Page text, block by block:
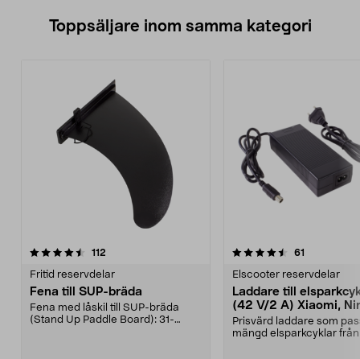
Toppsäljare inom samma kategori
112
Fritid reservdelar
Fena till SUP-bräda
Fena med låskil till SUP-bräda
(Stand Up Paddle Board): 31-
4.5 av 5 stjärnor 61
Elscooter reservdelar
Laddare till
(42 V/2 A) Xiaomi,
E-Way m.fl.
Prisvärd laddare som
mängd elsparkcyklar från
4.5 av 5 stjärnor